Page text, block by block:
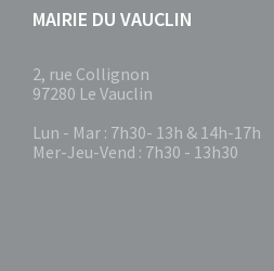
MAIRIE DU VAUCLIN
2, rue Collignon
97280 Le Vauclin
Lun - Mar : 7h30- 13h & 14h-17h
Mer-Jeu-Vend : 7h30 - 13h30